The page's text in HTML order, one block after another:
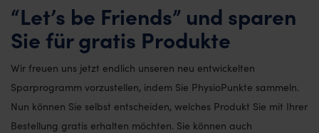
“Let’s be Friends” und sparen
Sie für gratis Produkte
Wir freuen uns jetzt endlich unseren neu entwickelten
Sparprogramm vorzustellen, indem Sie PhysioPunkte sammeln.
Nun können Sie selbst entscheiden, welches Produkt Sie mit Ihrer
Bestellung gratis erhalten möchten. Sie können auch